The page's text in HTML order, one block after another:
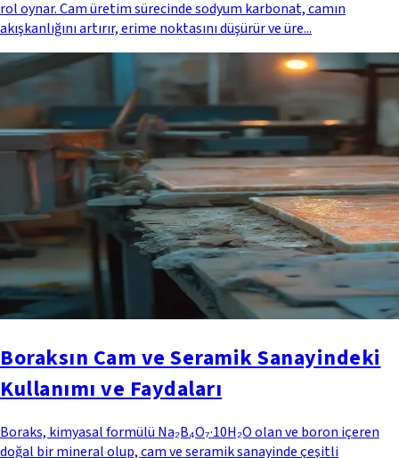
rol oynar. Cam üretim sürecinde sodyum karbonat, camın
akışkanlığını artırır, erime noktasını düşürür ve üre...
Boraksın Cam ve Seramik Sanayindeki
Kullanımı ve Faydaları
Boraks, kimyasal formülü Na₂B₄O₇·10H₂O olan ve boron içeren
doğal bir mineral olup, cam ve seramik sanayinde çeşitli